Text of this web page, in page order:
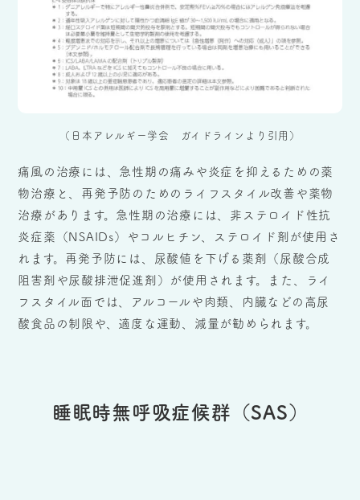
（日本アレルギー学会 ガイドラインより引用）
痛風の治療には、急性期の痛みや炎症を抑えるための薬
物治療と、再発予防のためのライフスタイル改善や薬物
治療があります。急性期の治療には、非ステロイド性抗
炎症薬（NSAIDs）やコルヒチン、ステロイド剤が使用さ
れます。再発予防には、尿酸値を下げる薬剤（尿酸合成
阻害剤や尿酸排泄促進剤）が使用されます。また、ライ
フスタイル面では、アルコールや肉類、内臓などの高尿
酸食品の制限や、適度な運動、減量が勧められます。
睡眠時無呼吸症候群（SAS）